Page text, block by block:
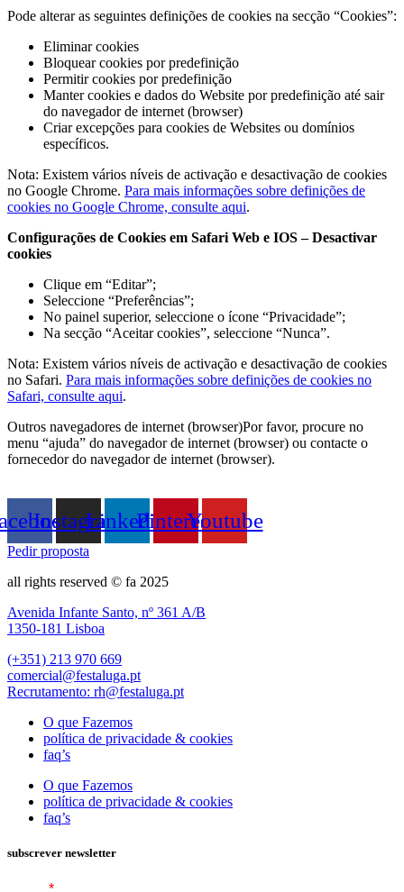
Pode alterar as seguintes definições de cookies na secção “Cookies”:
Eliminar cookies
Bloquear cookies por predefinição
Permitir cookies por predefinição
Manter cookies e dados do Website por predefinição até sair
do navegador de internet (browser)
Criar excepções para cookies de Websites ou domínios
específicos.
Nota: Existem vários níveis de activação e desactivação de cookies
no Google Chrome. Para mais informações sobre definições de
cookies no Google Chrome, consulte aqui.
Configurações de Cookies em Safari Web e IOS – Desactivar
cookies
Clique em “Editar”;
Seleccione “Preferências”;
No painel superior, seleccione o ícone “Privacidade”;
Na secção “Aceitar cookies”, seleccione “Nunca”.
Nota: Existem vários níveis de activação e desactivação de cookies
no Safari. Para mais informações sobre definições de cookies no
Safari, consulte aqui.
Outros navegadores de internet (browser)Por favor, procure no
menu “ajuda” do navegador de internet (browser) ou contacte o
fornecedor do navegador de internet (browser).
InstagramLinkedinPinterestYoutube
Pedir proposta
all rights reserved © fa 2025
Avenida Infante Santo, nº 361 A/B
1350-181 Lisboa
(+351) 213 970 669
comercial@festaluga.pt
Recrutamento: rh@festaluga.pt
O que Fazemos
política de privacidade & cookies
faq’s
O que Fazemos
política de privacidade & cookies
faq’s
subscrever newsletter